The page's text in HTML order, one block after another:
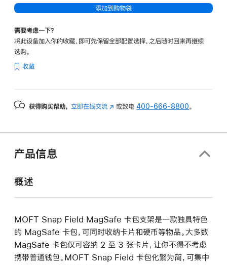
添加到购物袋
需要考虑一下？
将此设备加入你的收藏，即可先保留全部配置选择，之后随时回来再继续
选购。
收藏
获得购买帮助， 立即在线交流 (在 或致电400-666-8800。
产品信息
概述
MOFT Snap Field MagSafe 卡包支架是一款独具特色
的 MagSafe 卡包，可同时收纳卡片和硬币等物品。大多数
MagSafe 卡包仅可容纳 2 至 3 张卡片，让你不得不考虑
携带普通钱包。MOFT Snap Field 卡包化繁为简，可集中